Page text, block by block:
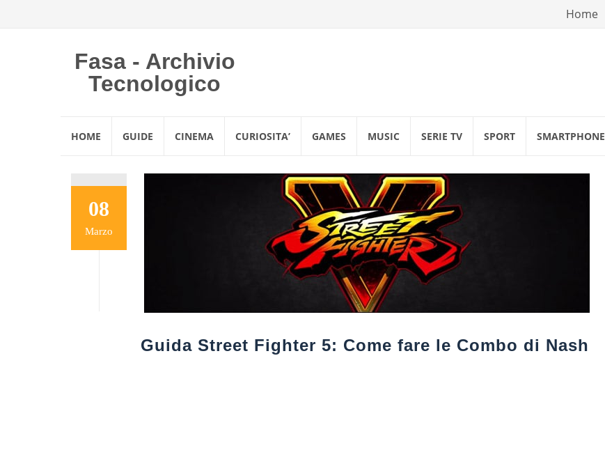
Vai
Home
Fasa - Archivio
Tecnologico
HOME GUIDE CINEMA CURIOSITA’ GAMES MUSIC SERIE TV SPORT SMARTPHONE
08
Marzo
Guida Street Fighter 5: Come fare le Combo di Nash